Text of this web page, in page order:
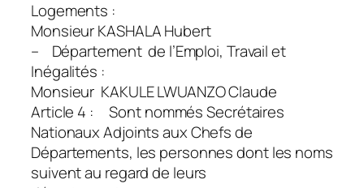
Logements :
Monsieur KASHALA Hubert
– Département de l’Emploi, Travail et
Inégalités :
Monsieur KAKULE LWUANZO Claude
Article 4 : Sont nommés Secrétaires
Nationaux Adjoints aux Chefs de
Départements, les personnes dont les noms
suivent au regard de leurs